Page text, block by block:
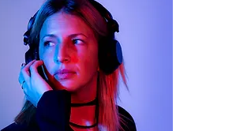
EN SAVOIR PLUS